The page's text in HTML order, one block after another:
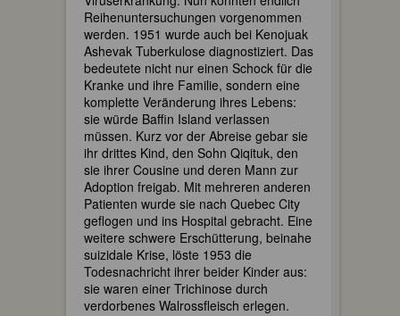
Reihenuntersuchungen vorgenommen
werden. 1951 wurde auch bei Kenojuak
Ashevak Tuberkulose diagnostiziert. Das
bedeutete nicht nur einen Schock für die
Kranke und ihre Familie, sondern eine
komplette Veränderung ihres Lebens:
sie würde Baffin Island verlassen
müssen. Kurz vor der Abreise gebar sie
ihr drittes Kind, den Sohn Qiqituk, den
sie ihrer Cousine und deren Mann zur
Adoption freigab. Mit mehreren anderen
Patienten wurde sie nach Quebec City
geflogen und ins Hospital gebracht. Eine
weitere schwere Erschütterung, beinahe
suizidale Krise, löste 1953 die
Todesnachricht ihrer beider Kinder aus:
sie waren einer Trichinose durch
verdorbenes Walrossfleisch erlegen.